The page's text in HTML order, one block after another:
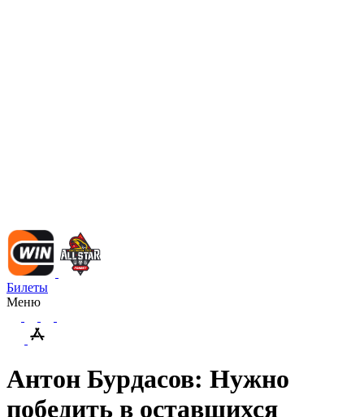
Билеты
Меню
Антон Бурдасов: Нужно
победить в оставшихся